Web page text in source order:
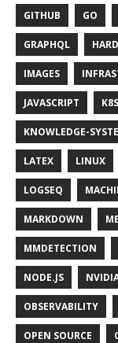
GITHUB GO
GRAPHQL
IMAGES
JAVASCRIPT K8S
KNOWLEDGE-
LATEX LINUX
LOGSEQ
MARKDOWN
MMDETECTION
NODE.JS
OBSERVABILITY
OPEN SOURCE